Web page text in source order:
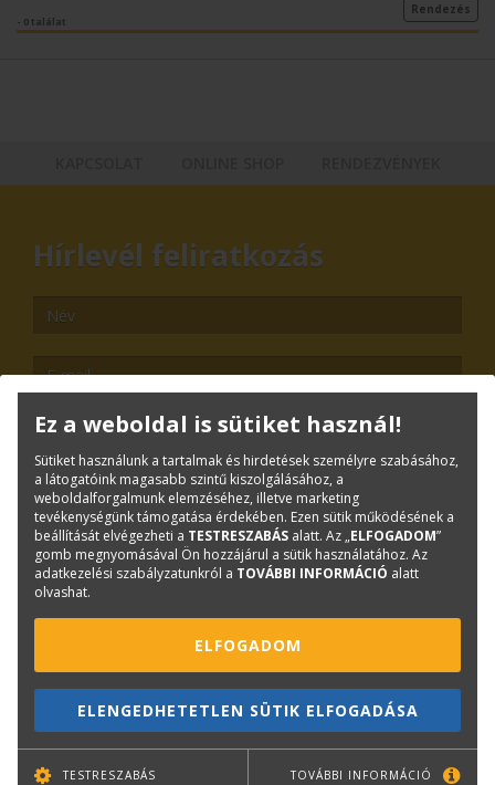
- 0 találat
Rendezés
Hírlevél feliratkozás
TOVÁBB
Leiratkozás
Kiemelt tartalmak
Rólunk
Adatkezelési tájékoztatók
Általános Szerződési Feltételek, Szabályzatok
Cégadatok
Ez a weboldal is sütiket használ!
Sütiket használunk a tartalmak és hirdetések személyre szabásához,
a látogatóink magasabb szintű kiszolgálásához, a
weboldalforgalmunk elemzéséhez, illetve marketing
tevékenységünk támogatása érdekében. Ezen sütik működésének a
beállítását elvégezheti a TESTRESZABÁS alatt. Az „ELFOGADOM”
gomb megnyomásával Ön hozzájárul a sütik használatához. Az
adatkezelési szabályzatunkról a TOVÁBBI INFORMÁCIÓ alatt
olvashat.
ELFOGADOM
ELENGEDHETETLEN SÜTIK ELFOGADÁSA
TESTRESZABÁS TOVÁBBI INFORMÁCIÓ